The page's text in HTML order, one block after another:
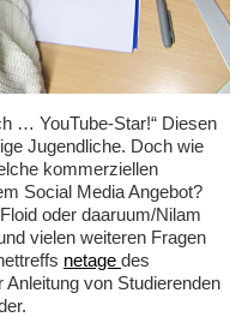
… YouTube-Star!“ Diesen
Jugendliche. Doch wie
kommerziellen
Social Media Angebot?
oder daaruum/Nilam
vielen weiteren Fragen
netage des
Anleitung von Studierenden